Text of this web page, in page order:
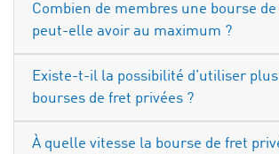
Combien de membres une bourse
peut-elle avoir au maximum ?
Existe-t-il la possibilité d’utiliser
bourses de fret privées ?
À quelle vitesse la bourse de fret